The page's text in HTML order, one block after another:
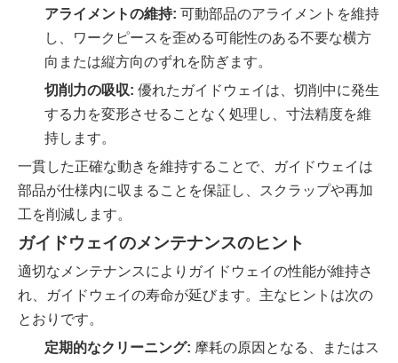
アライメントの維持: 可動部品のアライメントを維持
し、ワークピースを歪める可能性のある不要な横方
向または縦方向のずれを防ぎます。
切削力の吸収: 優れたガイドウェイは、切削中に発生
する力を変形させることなく処理し、寸法精度を維
持します。
一貫した正確な動きを維持することで、ガイドウェイは
部品が仕様内に収まることを保証し、スクラップや再加
工を削減します。
ガイドウェイのメンテナンスのヒント
適切なメンテナンスによりガイドウェイの性能が維持さ
れ、ガイドウェイの寿命が延びます。主なヒントは次の
とおりです。
定期的なクリーニング: 摩耗の原因となる、またはス